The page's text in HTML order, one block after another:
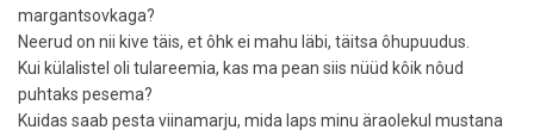
margantsovkaga?
Neerud on nii kive täis, et ôhk ei mahu läbi, täitsa ôhupuudus.
Kui külalistel oli tulareemia, kas ma pean siis nüüd kôik nôud
puhtaks pesema?
Kuidas saab pesta viinamarju, mida laps minu äraolekul mustana